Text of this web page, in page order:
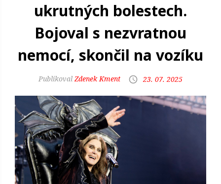
ukrutných bolestech.
Bojoval s nezvratnou
nemocí, skončil na vozíku
Zdenek Kment 23. 07. 2025